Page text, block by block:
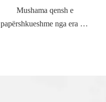
Mushama qensh e
papërshkueshme nga era me